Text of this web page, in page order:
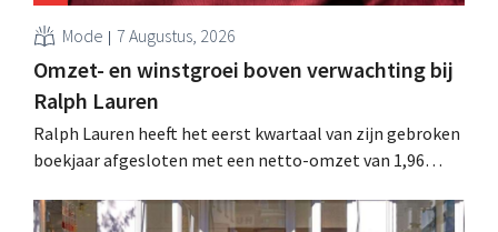
Mode 7 Augustus, 2026
Omzet- en winstgroei boven verwachting bij
Ralph Lauren
Ralph Lauren heeft het eerst kwartaal van zijn gebroken
boekjaar afgesloten met een netto-omzet van 1,96
is dan een jaar eerder. Na die beter dan verwachte start